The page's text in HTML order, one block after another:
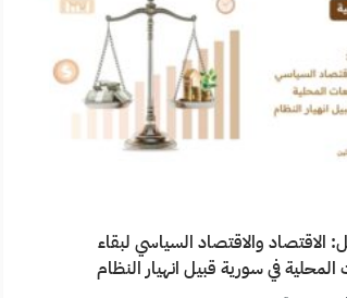
الاقتصاد والاقتصاد السياسي لبقاء
في سورية قبيل انهيار النظام